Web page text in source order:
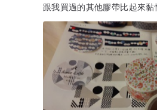
跟我買過的其他膠帶比起來